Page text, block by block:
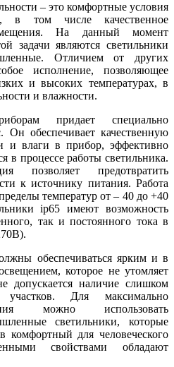
– это комфортные условия
в том числе качественное
На данный момент
задачи являются светильники
Отличием от других
исполнение, позволяющее
и высоких температурах, в
и влажности.
придает специально
Он обеспечивает качественную
и влаги в прибор, эффективно
в процессе работы светильника.
позволяет предотвратить
к источнику питания. Работа
температур от – 40 до +40
ip65 имеют возможность
так и постоянного тока в
обеспечиваться ярким и в
которое не утомляет
допускается наличие слишком
Для максимально
можно использовать
светильники, которые
комфортный для человеческого
свойствами обладают